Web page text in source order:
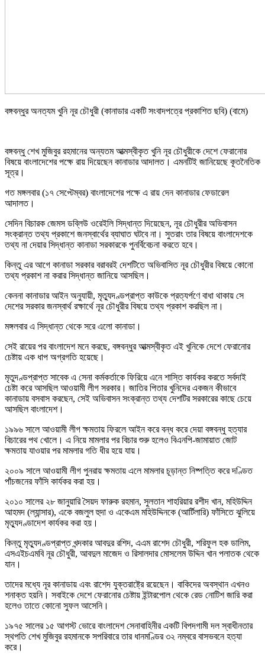
বঙ্গবন্ধুর অনত্যম খুনি নূর চৌধুরী (কানাডার একটি সংবাদপত্রে প্রকাশিত ছবি) (বামে)
বঙ্গবন্ধু শেখ মুজিবুর রহমানের অন্যতম আত্মস্বীকৃত খুনি নূর চৌধুরীকে দেশে ফেরানোর
বিষয়ে বাংলাদেশের পক্ষে রায় দিয়েছেন কানাডার আদালত। এমনটিই জানিয়েছে কূতনৈতিক
সূত্র।
গত মঙ্গলবার (১৭ সেপ্টেম্বর) বাংলাদেশের পক্ষে এ রায় দেন কানাডার ফেডারেল
আদালত।
সেদিন বিচারক জেমস ডব্লিউ ওরেইলি সিদ্ধান্ত দিয়েছেন, নূর চৌধুরীর অভিবাসন
সংক্রান্ত তথ্য প্রকাশে জনস্বার্থের ব্যাঘাত ঘটবে না। সুতরাং তার বিষয়ে বাংলাদেশকে
তথ্য না দেয়ার সিদ্ধান্ত কানাডা সরকারকে পুনর্বিবেচনা করতে হবে।
কিন্তু এর আগে কানাডা সরকার বরাবরই দেশটিতে অভিবাসিত নূর চৌধুরীর বিষয়ে কোনো
তথ্য প্রকাশ না করার সিদ্ধান্ত জানিয়ে আসছিল।
কেননা কানাডার আইন অনুযায়ী, মৃত্যুদণ্ডপ্রাপ্ত কাউকে প্রত্যর্পণে বাধা থাকায় সে
দেশের সরকার জনস্বার্থ রক্ষার্থে নূর চৌধুরীর বিষয়ে তথ্য প্রকাশ করছিল না।
মঙ্গলবার এ সিদ্ধান্ত থেকে সরে এলো কানাডা।
সেই রায়ের পর বাংলাদেশ মনে করছে, বঙ্গবন্ধুর আত্মস্বীকৃত এই খুনিকে দেশে ফেরানোর
চেষ্টায় এক ধাপ অগ্রগতি হয়েছে।
মৃতুদণ্ডপ্রাপ্ত সাবেক এ সেনা কর্মকর্তাকে ফিরিয়ে এনে শাস্তি কার্যকর করতে সর্বদাই
চেষ্টা করে আসছিল আওয়ামী লীগ সরকার। জাতির পিতার খুনিদের একজন কীভাবে
কানাডায় বসবাস করছেন, সেই অভিবাসন সংক্রান্ত তথ্য দেশটির সরকারের কাছে চেয়ে
আসছিল বাংলাদেশ।
১৯৯৬ সালে আওয়ামী লীগ ক্ষমতায় ফিরলে আইন করে বন্ধ করে দেয়া বঙ্গবন্ধু হত্যার
বিচারের পথ খোলে। এ নিয়ে মামলার পর বিচার শুরু হলেও বিএনপি-জামায়াত জোট
ক্ষমতায় যাওয়ার পর মামলার গতি ধীর হয়ে যায়।
২০০৯ সালে আওয়ামী লীগ পুনরায় ক্ষমতায় এলে মামলার চূড়ান্ত নিষ্পত্তি করে দণ্ডিত
পাঁচজনের ফাঁসি কার্যকর করা হয়।
২০১০ সালের ২৮ জানুয়ারি সৈয়দ ফারুক রহমান, সুলতান শাহরিয়ার রশীদ খান, মহিউদ্দিন
আহমদ (ল্যান্সার), একে বজলুল হুদা ও একেএম মহিউদ্দিনকে (আর্টিলারি) ফাঁসিতে ঝুলিয়ে
মৃত্যুদণ্ডাদেশ কার্যকর করা হয়।
কিন্তু মৃত্যুদণ্ডপ্রাপ্ত খন্দকার আবদুর রশিদ, এএম রাশেদ চৌধুরী, শরিফুল হক ডালিম,
এসএইচএমবি নূর চৌধুরী, আবদুল মাজেদ ও রিসালদার মোসলেম উদ্দিন খান পলাতক থেকে
যান।
তাদের মধ্যে নূর কানাডায় এবং রাশেদ যুক্তরাষ্ট্রে রয়েছেন। বাকিদের অবস্থান এখনও
শনাক্ত হয়নি। সবাইকে দেশে ফেরানোর চেষ্টায় ইন্টারপোল থেকে রেড নোটিশ জারি করা
হলেও তাতে কোনো সুফল আসেনি।
১৯৭৫ সালের ১৫ আগস্ট ভোরে বাংলাদেশ সেনাবাহিনীর একটি বিপদগামী দল স্বাধীনতার
স্থপতি শেখ মুজিবুর রহমানকে সপরিবারে তার ধানমণ্ডির ৩২ নম্বরে বাসভবনে হত্যা
করে।